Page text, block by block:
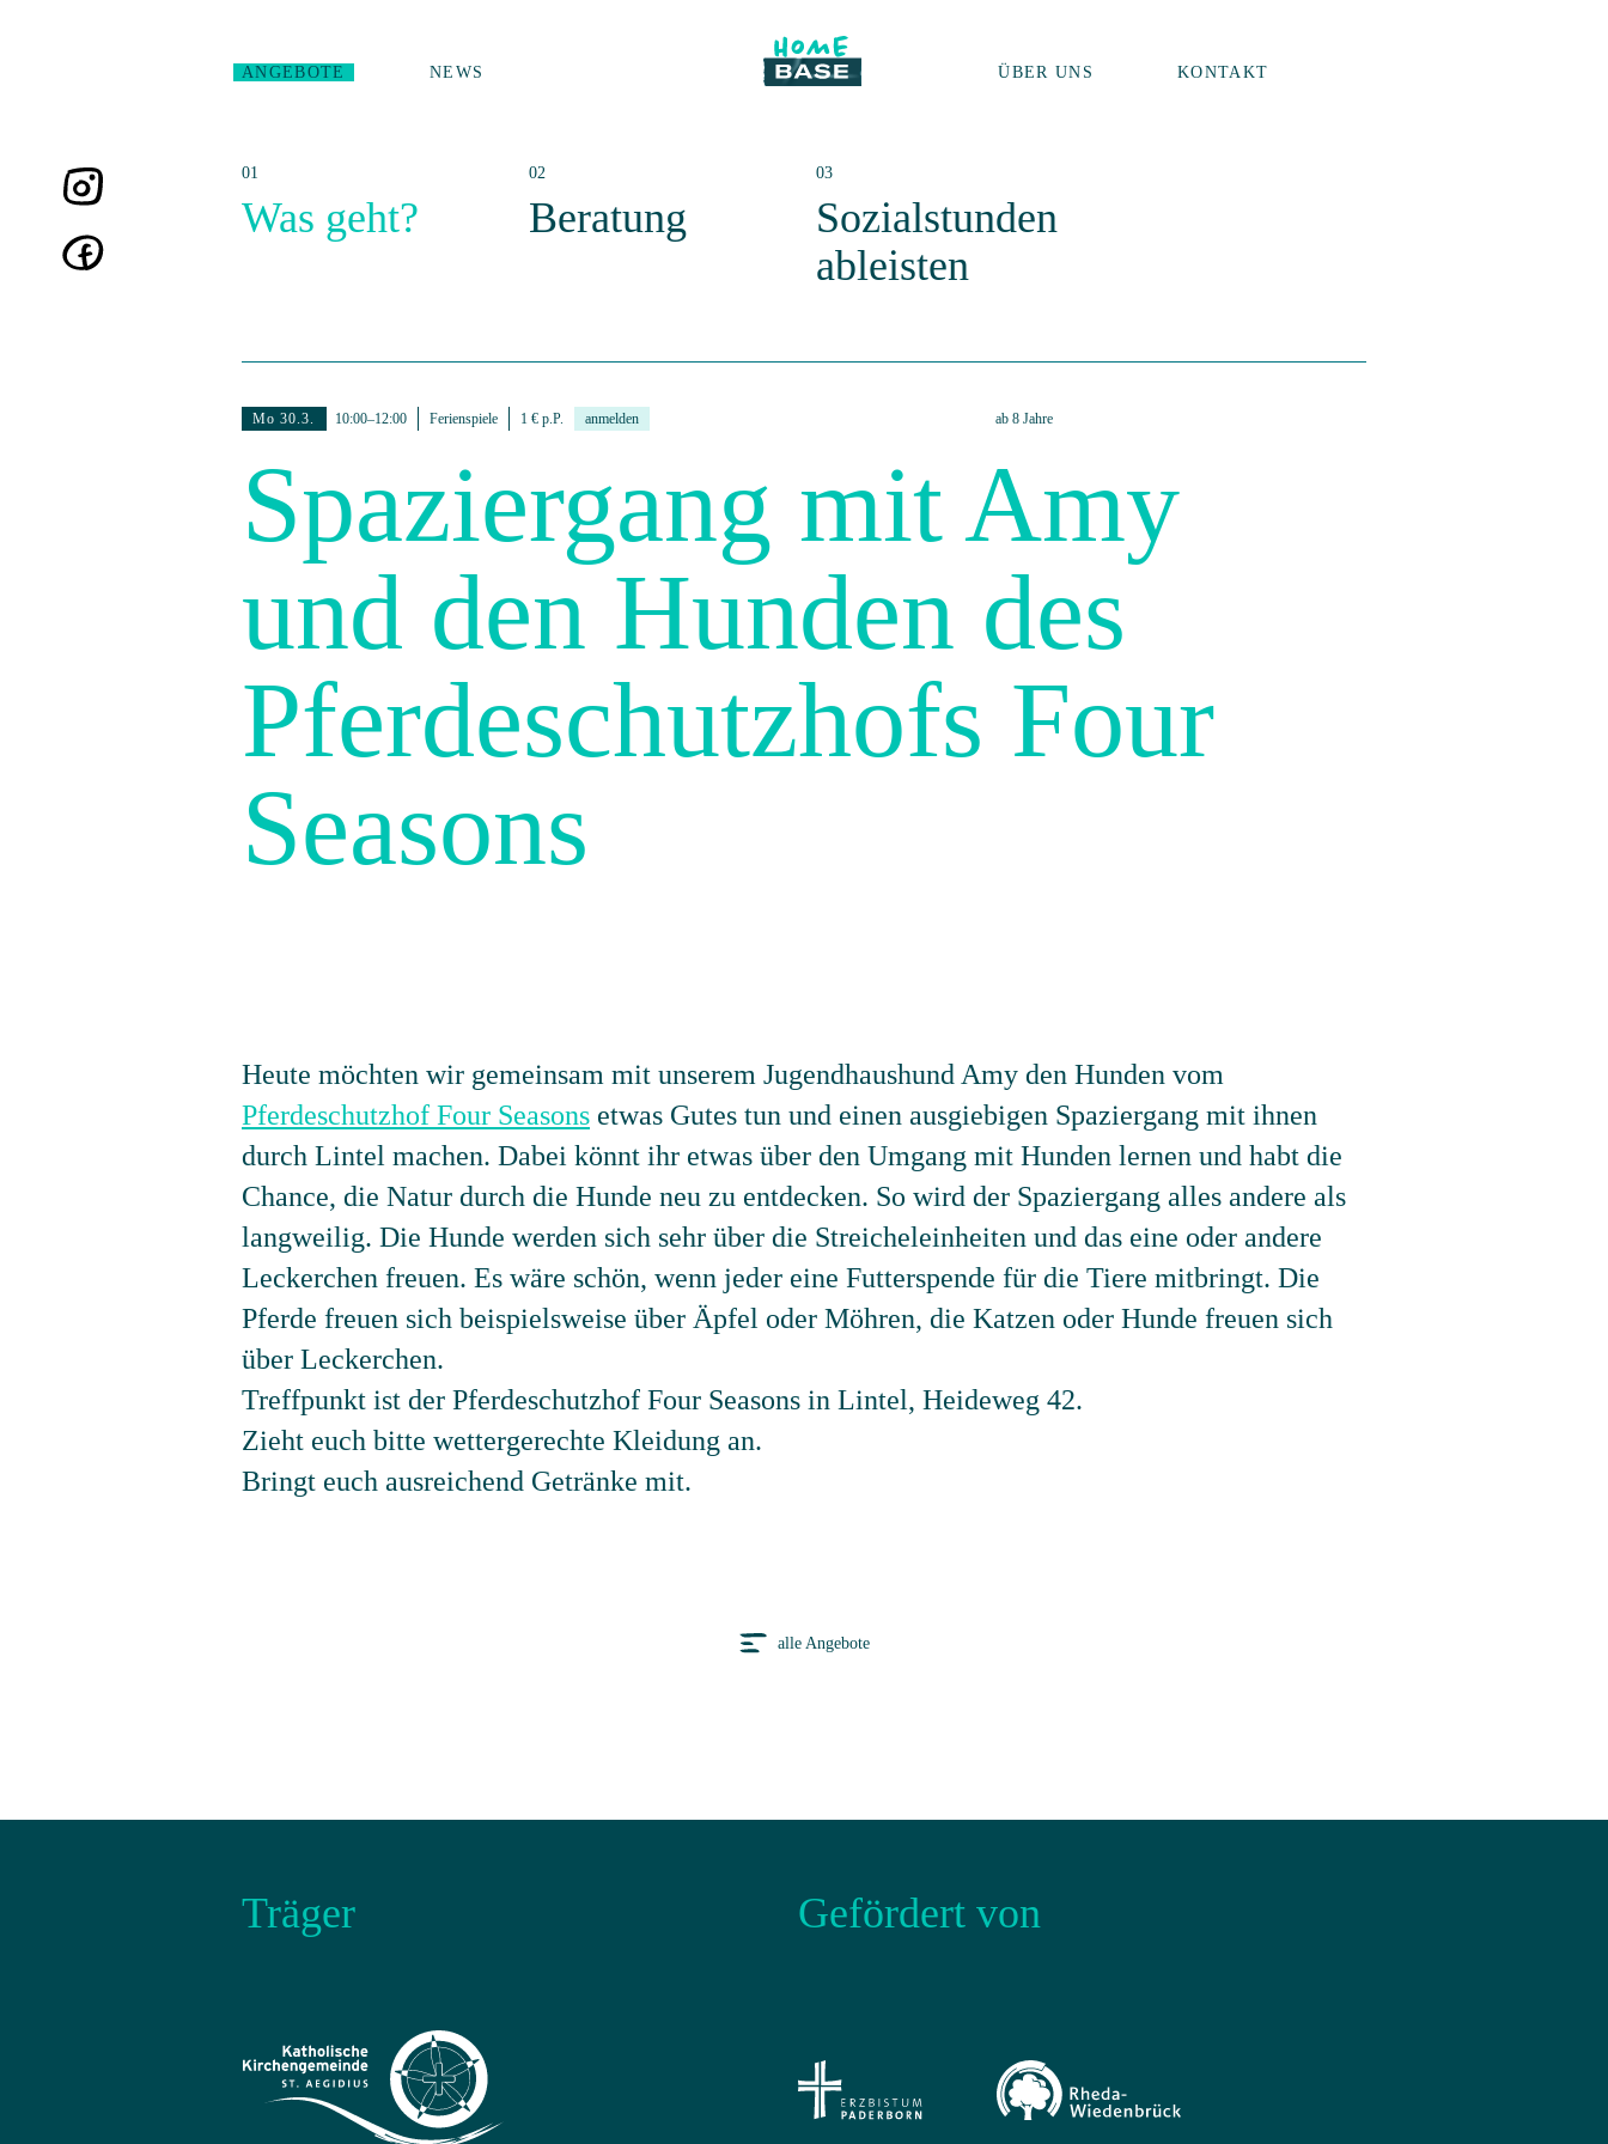
ANGEBOTE NEWS ÜBER UNS KONTAKT
Was geht? Beratung
Sozialstunden
ableisten
Mo 30.3. 10:00–12:00 Ferienspiele 1 € p.P. anmelden ab 8 Jahre
Spaziergang mit Amy
und den Hunden des
Pferdeschutzhofs Four
Seasons
Heute möchten wir gemeinsam mit unserem Jugendhaushund Amy den Hunden vom
Pferdeschutzhof Four Seasons etwas Gutes tun und einen ausgiebigen Spaziergang mit ihnen
durch Lintel machen. Dabei könnt ihr etwas über den Umgang mit Hunden lernen und habt die
Chance, die Natur durch die Hunde neu zu entdecken. So wird der Spaziergang alles andere als
langweilig. Die Hunde werden sich sehr über die Streicheleinheiten und das eine oder andere
Leckerchen freuen. Es wäre schön, wenn jeder eine Futterspende für die Tiere mitbringt. Die
Pferde freuen sich beispielsweise über Äpfel oder Möhren, die Katzen oder Hunde freuen sich
über Leckerchen.
Treffpunkt ist der Pferdeschutzhof Four Seasons in Lintel, Heideweg 42.
Zieht euch bitte wettergerechte Kleidung an.
Bringt euch ausreichend Getränke mit.
alle Angebote
Träger Gefördert von